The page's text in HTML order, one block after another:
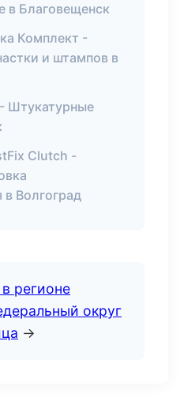
в Благовещенск
Комплект -
и штампов в
Штукатурные
Clutch -
Волгоград
регионе
округ
→